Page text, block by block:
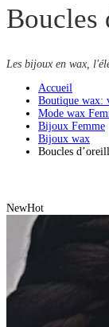
Boucles
Les bijoux en wax,
Accueil
Boutique wax:
Mode wax
Bijoux Femme
Bijoux wax
Boucles
NewHot